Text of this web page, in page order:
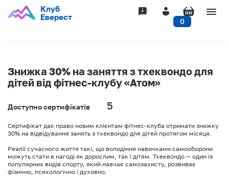
Клуб
Еверест
0
Знижка 30% на заняття з тхеквондо для
дітей від фітнес-клубу «Атом»
Доступно сертифікатів 5
Сертифікат дає право новим клієнтам фітнес-клуба отримати знижку
30% на відвідування занять з тхеквондо для дітей протягом місяця.
Реалії сучасного життя такі, що володіння навичками самооборони
можуть стати в нагоді як дорослим, так і дітям. Тхеквондо — один із
популярних видів спорту, який навчає самозахисту, розвиває
фізично, психологічно і духовно.